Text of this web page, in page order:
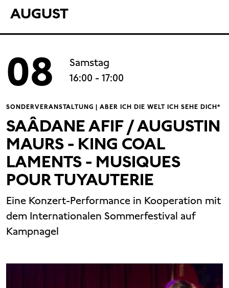
AUGUST
08
Samstag
16:00 - 17:00
SONDERVERANSTALTUNG | ABER ICH DIE WELT ICH SEHE DICH*
SAÂDANE AFIF / AUGUSTIN
MAURS - KING COAL
LAMENTS - MUSIQUES
POUR TUYAUTERIE
Eine Konzert-Performance in Kooperation mit
dem Internationalen Sommerfestival auf
Kampnagel